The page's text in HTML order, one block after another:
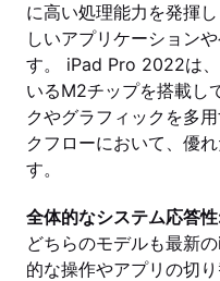
に高い処理能力を発揮
しいアプリケーション
す。 iPad Pro 2022は
いるM2チップを搭載し
クやグラフィックを多
クフローにおいて、優
す。
全体的なシステム応答
どちらのモデルも最新
的な操作やアプリの切